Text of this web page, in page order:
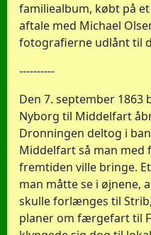
familiealbum, købt på
aftale med Michael
fotografierne udlånt til
----------
Den 7. september 1863
Nyborg til Middelfart
Dronningen deltog i
Middelfart så man med
fremtiden ville bringe.
man måtte se i øjnene,
skulle forlænges til
planer om færgefart til